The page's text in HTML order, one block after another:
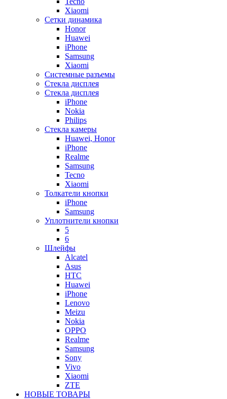
Xiaomi
Сетки динамика
Honor
Huawei
iPhone
Samsung
Xiaomi
Системные разъемы
Стекла дисплея
Стекла дисплея
iPhone
Nokia
Philips
Стекла камеры
Huawei, Honor
iPhone
Realme
Samsung
Tecno
Xiaomi
Толкатели кнопки
iPhone
Samsung
Уплотнители кнопки
5
6
Шлейфы
Alcatel
Asus
HTC
Huawei
iPhone
Lenovo
Meizu
Nokia
OPPO
Realme
Samsung
Sony
Vivo
Xiaomi
ZTE
НОВЫЕ ТОВАРЫ